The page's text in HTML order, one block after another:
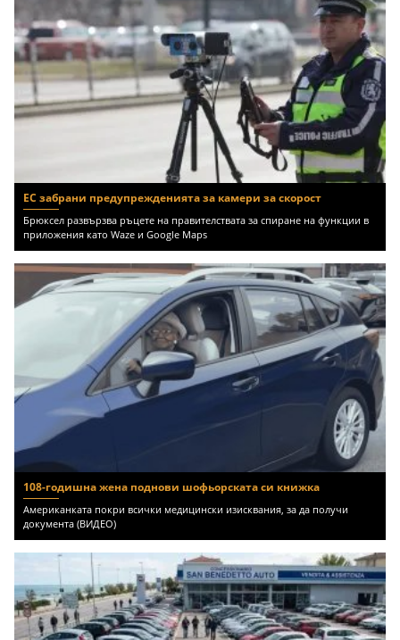
ЕС забрани предупрежденията за камери за скорост
Брюксел развързва ръцете на правителствата за спиране на функции в
приложения като Waze и Google Maps
108-годишна жена поднови шофьорската си книжка
Американката покри всички медицински изисквания, за да получи
документа (ВИДЕО)